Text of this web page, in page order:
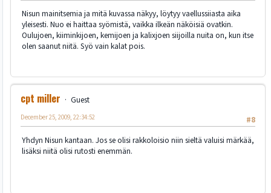
Nisun mainitsemia ja mitä kuvassa näkyy, löytyy vaellussiiasta aika
yleisesti. Nuo ei haittaa syömistä, vaikka ilkeän näköisiä ovatkin.
Oulujoen, kiiminkijoen, kemijoen ja kalixjoen siijoilla nuita on, kun itse
olen saanut niitä. Syö vain kalat pois.
cpt miller
Guest
#8
December 25, 2009, 22:34:52
Yhdyn Nisun kantaan. Jos se olisi rakkoloisio niin sieltä valuisi märkää,
lisäksi niitä olisi rutosti enemmän.